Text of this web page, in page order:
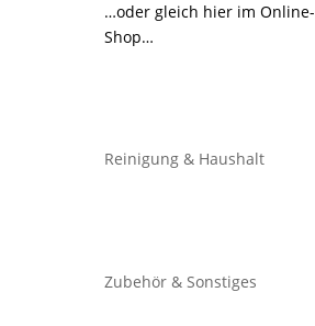
…oder gleich hier im Online-
Shop…
Reinigung & Haushalt
Zubehör & Sonstiges